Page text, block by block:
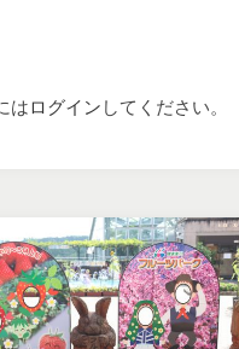
はログイン してください。